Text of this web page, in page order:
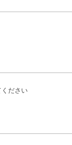
ください